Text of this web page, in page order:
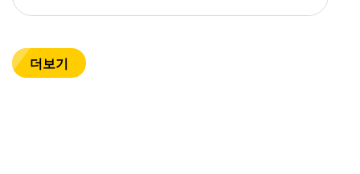
더보기